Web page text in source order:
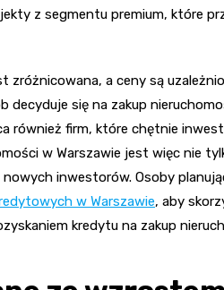
z segmentu premium, które
zróżnicowana, a ceny są
decyduje się na zakup
również firm, które chętnie
w Warszawie jest więc nie
inwestorów. Osoby
w Warszawie, aby
kredytu na zakup